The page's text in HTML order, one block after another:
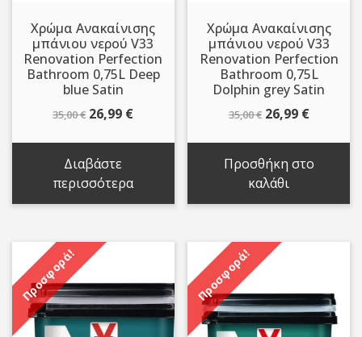
Χρώμα Ανακαίνισης
μπάνιου νερού V33
Renovation Perfection
Bathroom 0,75L Deep
blue Satin
35,00€ Original
35,00 €.
26,99 €Η
26,99 €.
Διαβάστε
περισσότερα
Χρώμα Ανακαίνισης
μπάνιου νερού V33
Renovation Perfection
Bathroom 0,75L
Dolphin grey Satin
35,00€ Original
35,00 €.
26,99 €Η
είναι:
Προσθήκη στο
καλάθι
Προσφορά! Προσφορά!